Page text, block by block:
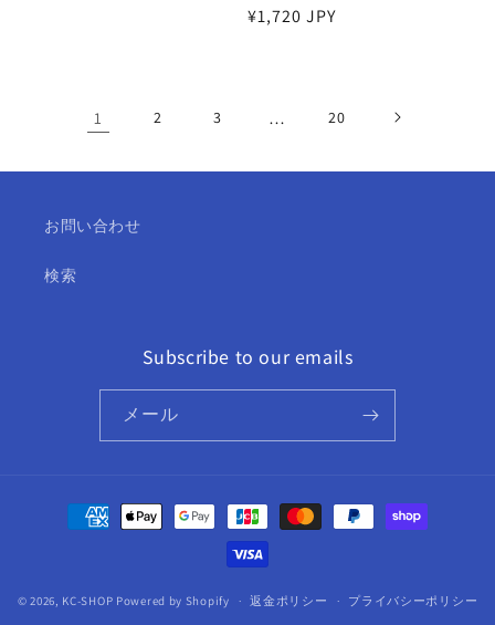
通
¥1,720 JPY
1 2 3 … 20
お問い合わせ
検索
Subscribe to our emails
メール
法
© 2026, KC-SHOP Powered by Shopify 返金ポリシー プライバシーポリシー